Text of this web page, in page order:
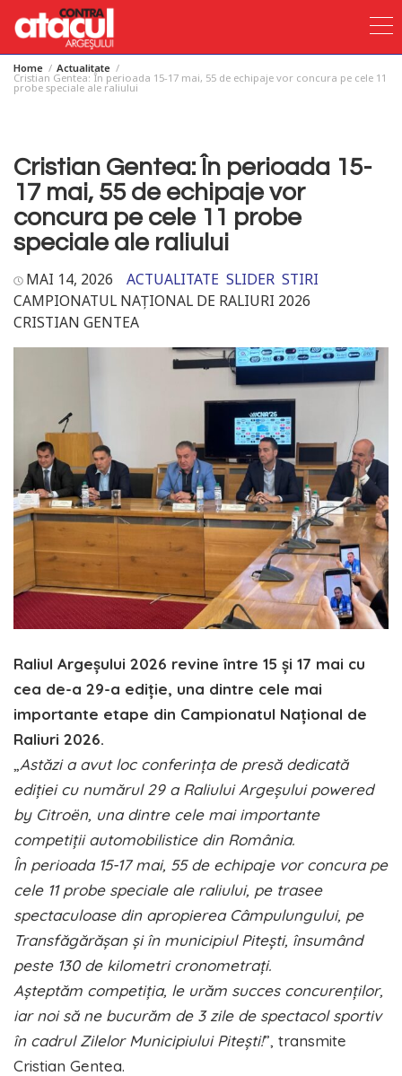
SkipHome Actualitate
Cristian Gentea: În perioada 15-17 mai, 55 de echipaje vor concura pe cele 11
probe speciale ale raliului
Cristian Gentea: În perioada 15-
17 mai, 55 de echipaje vor
concura pe cele 11 probe
speciale ale raliului
MAI 14, 2026 ACTUALITATE SLIDER STIRI
CAMPIONATUL NAȚIONAL DE RALIURI 2026
CRISTIAN GENTEA
Raliul Argeșului 2026 revine între 15 și 17 mai cu
cea de-a 29-a ediție, una dintre cele mai
importante etape din Campionatul Național de
Raliuri 2026.
„Astăzi a avut loc conferința de presă dedicată
ediției cu numărul 29 a Raliului Argeșului powered
by Citroën, una dintre cele mai importante
competiții automobilistice din România.
În perioada 15-17 mai, 55 de echipaje vor concura pe
cele 11 probe speciale ale raliului, pe trasee
spectaculoase din apropierea Câmpulungului, pe
Transfăgărășan și în municipiul Pitești, însumând
peste 130 de kilometri cronometrați.
Aşteptăm competiţia, le urăm succes concurenţilor,
iar noi să ne bucurăm de 3 zile de spectacol sportiv
în cadrul Zilelor Municipiului Piteşti!”, transmite
Cristian Gentea.